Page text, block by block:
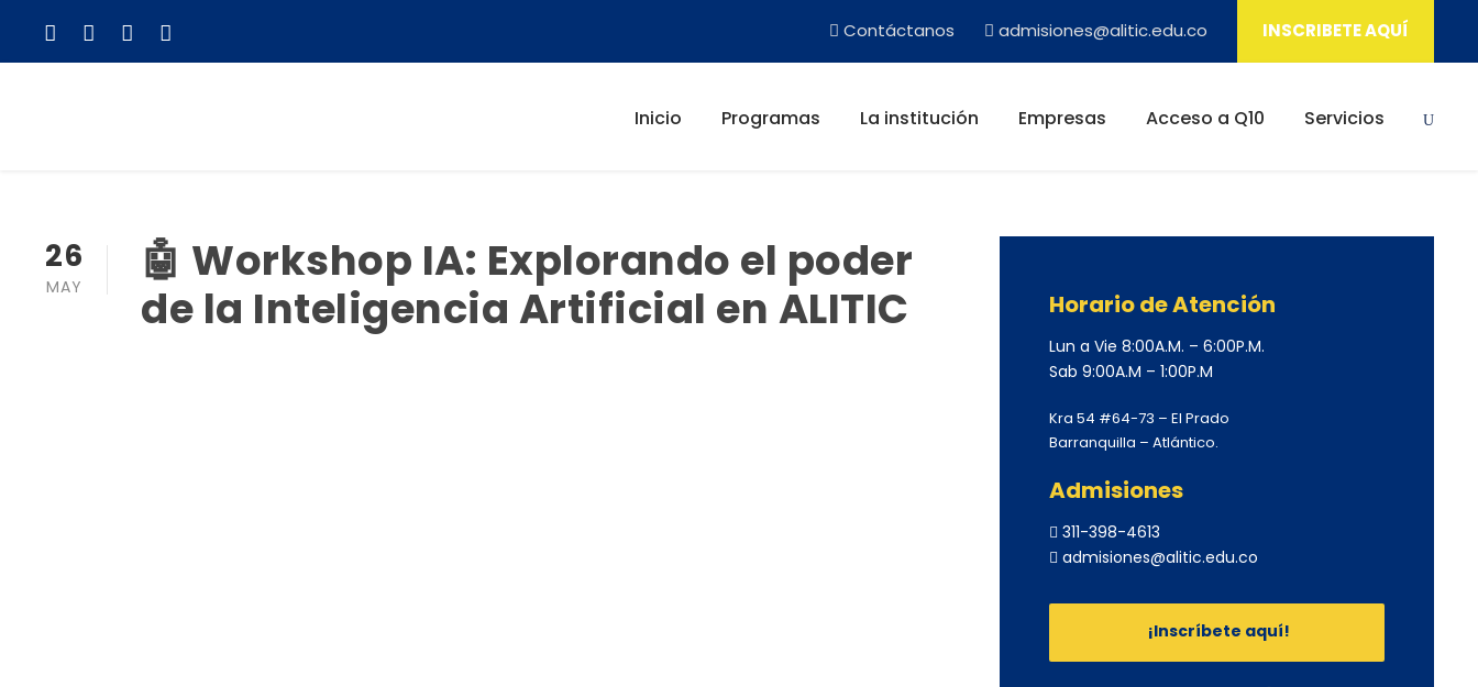
Contáctanos admisiones@alitic.edu.co INSCRIBETE AQUÍ
Inicio Programas La institución Empresas Acceso a Q10 Servicios
26
MAY
🤖 Workshop IA: Explorando el poder
de la Inteligencia Artificial en ALITIC
Horario de Atención
Lun a Vie 8:00A.M. – 6:00P.M.
Sab 9:00A.M – 1:00P.M
Kra 54 #64-73 – El Prado
Barranquilla – Atlántico.
Admisiones
311-398-4613
admisiones@alitic.edu.co
¡Inscríbete aquí!